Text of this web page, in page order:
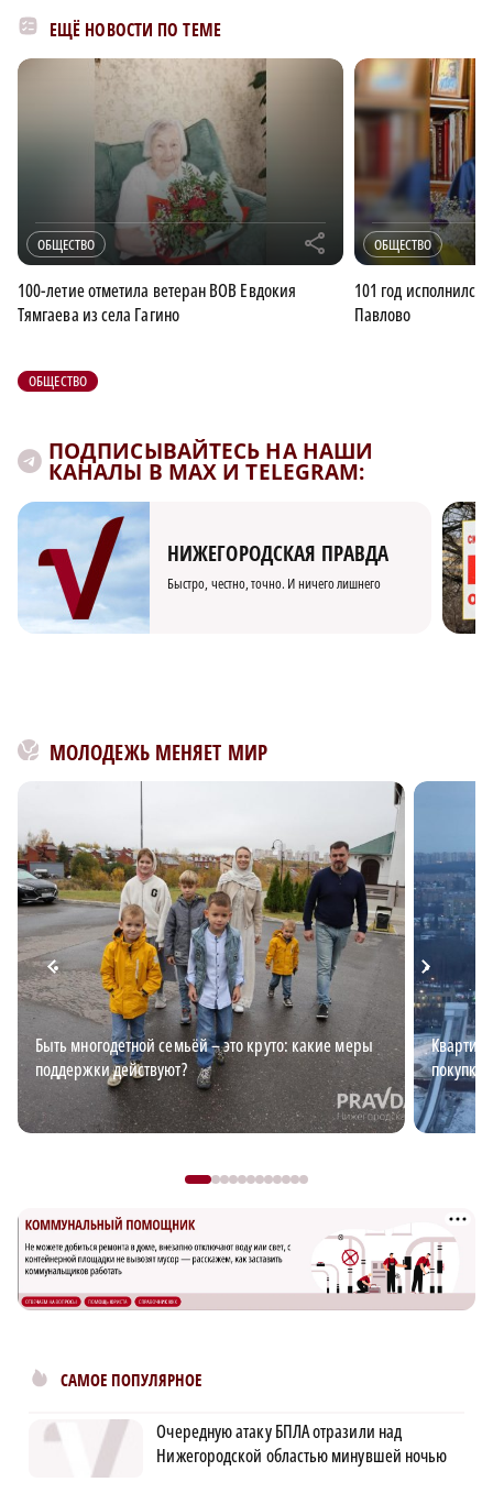
ЕЩЁ НОВОСТИ ПО ТЕМЕ
ОБЩЕСТВО r
100-летие отметила ветеран ВОВ Евдокия
Тямгаева из села Гагино
ОБЩЕСТВО
101 год
Павлово
ОБЩЕСТВО
ПОДПИСЫВАЙТЕСЬ НА НАШИ
КАНАЛЫ В MAX И TELEGRAM:
НИЖЕГОРОДСКАЯ ПРАВДА
Быстро, честно, точно. И ничего лишнего
МОЛОДЕЖЬ МЕНЯЕТ МИР
Быть многодетной семьёй – это круто: какие меры
поддержки действуют?
САМОЕ ПОПУЛЯРНОЕ
Очередную атаку БПЛА отразили над
Нижегородской областью минувшей ночью